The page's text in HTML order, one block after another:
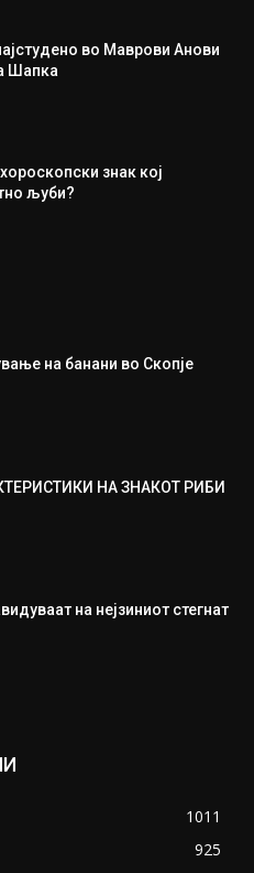
во Маврови Анови
Шапка
хороскопски знак кој
љуби?
на банани во Скопје
НА ЗНАКОТ РИБИ
на нејзиниот стегнат
1011
925